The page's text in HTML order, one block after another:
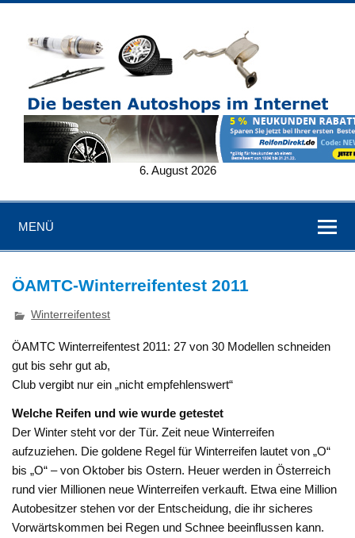
6. August 2026
MENÜ
ÖAMTC-Winterreifentest 2011
Winterreifentest
ÖAMTC Winterreifentest 2011: 27 von 30 Modellen schneiden
gut bis sehr gut ab,
Club vergibt nur ein „nicht empfehlenswert“
Welche Reifen und wie wurde getestet
Der Winter steht vor der Tür. Zeit neue Winterreifen
aufzuziehen. Die goldene Regel für Winterreifen lautet von „O“
bis „O“ – von Oktober bis Ostern. Heuer werden in Österreich
rund vier Millionen neue Winterreifen verkauft. Etwa eine Million
Autobesitzer stehen vor der Entscheidung, die ihr sicheres
Vorwärtskommen bei Regen und Schnee beeinflussen kann.